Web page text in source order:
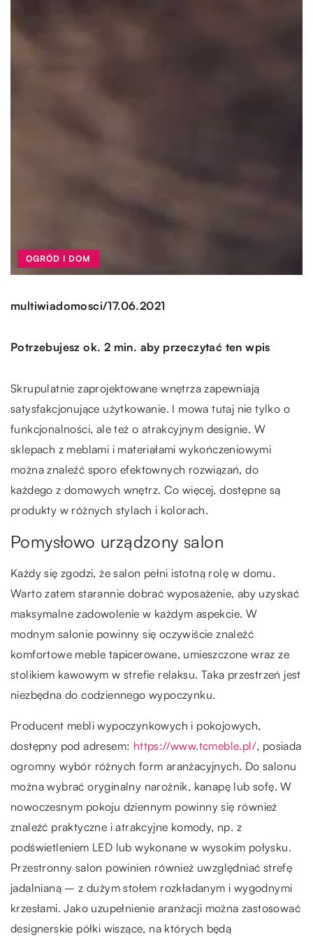
OGRÓD I DOM
multiwiadomosci/17.06.2021
Potrzebujesz ok. 2 min. aby przeczytać ten wpis
Skrupulatnie zaprojektowane wnętrza zapewniają
satysfakcjonujące użytkowanie. I mowa tutaj nie tylko o
funkcjonalności, ale też o atrakcyjnym designie. W
sklepach z meblami i materiałami wykończeniowymi
można znaleźć sporo efektownych rozwiązań, do
każdego z domowych wnętrz. Co więcej, dostępne są
produkty w różnych stylach i kolorach.
Pomysłowo urządzony salon
Każdy się zgodzi, że salon pełni istotną rolę w domu.
Warto zatem starannie dobrać wyposażenie, aby uzyskać
maksymalne zadowolenie w każdym aspekcie. W
modnym salonie powinny się oczywiście znaleźć
komfortowe meble tapicerowane, umieszczone wraz ze
stolikiem kawowym w strefie relaksu. Taka przestrzeń jest
niezbędna do codziennego wypoczynku.
Producent mebli wypoczynkowych i pokojowych,
dostępny pod adresem: https://www.tcmeble.pl/, posiada
ogromny wybór różnych form aranżacyjnych. Do salonu
można wybrać oryginalny narożnik, kanapę lub sofę. W
nowoczesnym pokoju dziennym powinny się również
znaleźć praktyczne i atrakcyjne komody, np. z
podświetleniem LED lub wykonane w wysokim połysku.
Przestronny salon powinien również uwzględniać strefę
jadalnianą – z dużym stołem rozkładanym i wygodnymi
krzesłami. Jako uzupełnienie aranżacji można zastosować
designerskie półki wiszące, na których będą